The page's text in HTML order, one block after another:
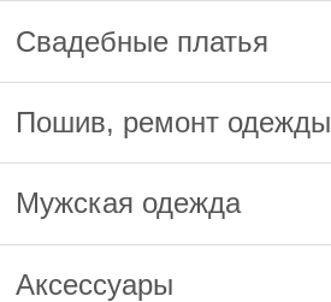
Свадебные платья
Пошив, ремонт одежды
Мужская одежда
Аксессуары